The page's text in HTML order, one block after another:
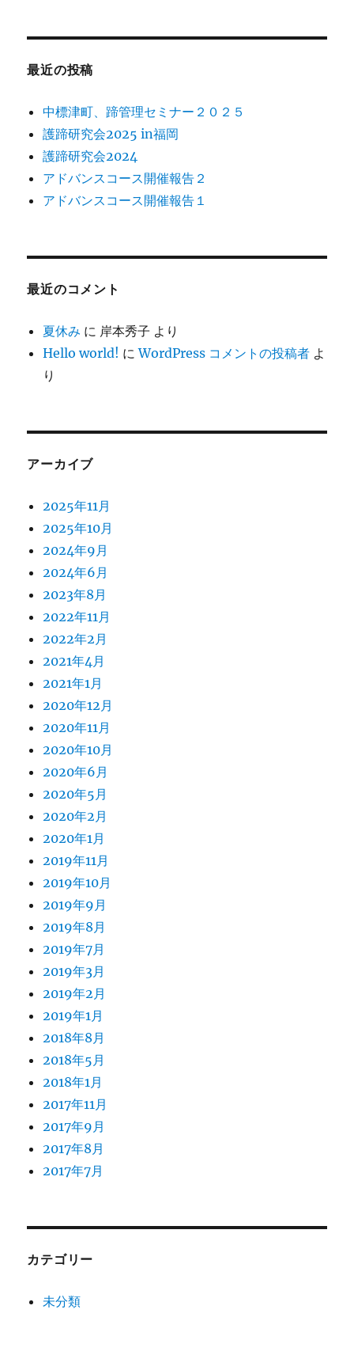
最近の投稿
中標津町、蹄管理セミナー２０２５
護蹄研究会2025 in福岡
護蹄研究会2024
アドバンスコース開催報告２
アドバンスコース開催報告１
最近のコメント
夏休み に 岸本秀子 より
Hello world! にWordPress コメントの投稿者 よ
り
アーカイブ
2025年11月
2025年10月
2024年9月
2024年6月
2023年8月
2022年11月
2022年2月
2021年4月
2021年1月
2020年12月
2020年11月
2020年10月
2020年6月
2020年5月
2020年2月
2020年1月
2019年11月
2019年10月
2019年9月
2019年8月
2019年7月
2019年3月
2019年2月
2019年1月
2018年8月
2018年5月
2018年1月
2017年11月
2017年9月
2017年8月
2017年7月
カテゴリー
未分類